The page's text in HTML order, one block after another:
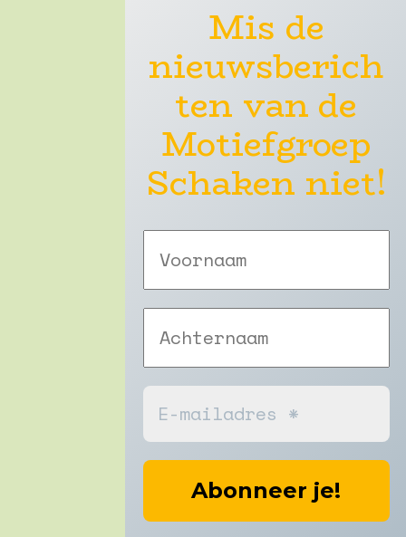
Mis de
nieuwsberich
ten van de
Motiefgroep
Schaken niet!